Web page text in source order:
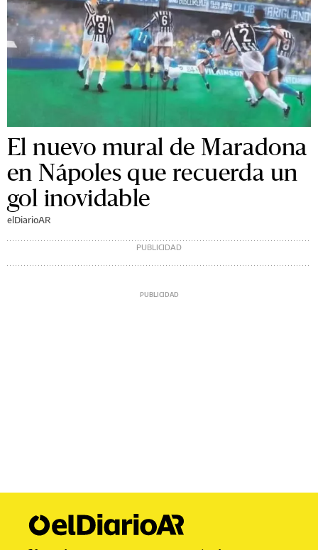
El nuevo mural de Maradona
en Nápoles que recuerda un
gol inovidable
elDiarioAR